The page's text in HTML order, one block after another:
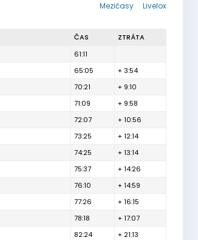
Livelox
Mezičasy
ČAS
ZTRÁTA
61:11
65:05
+ 3:54
70:21
+ 9:10
71:09
+ 9:58
72:07
+ 10:56
73:25
+ 12:14
74:25
+ 13:14
75:37
+ 14:26
76:10
+ 14:59
77:26
+ 16:15
78:18
+ 17:07
82:24
+ 21:13